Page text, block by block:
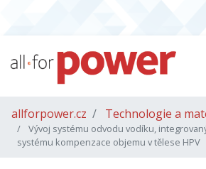
allforpower.cz Technologie a
Vývoj systému odvodu vodíku,
systému kompenzace objemu v tělese HPV